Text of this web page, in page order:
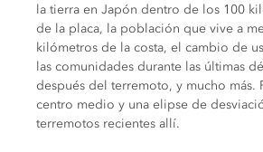
la tierra en Japón dentro de los 100
de la placa, la población que vive a
kilómetros de la costa, el cambio de
las comunidades durante las últimas
después del terremoto, y mucho más.
centro medio y una elipse de
terremotos recientes allí.